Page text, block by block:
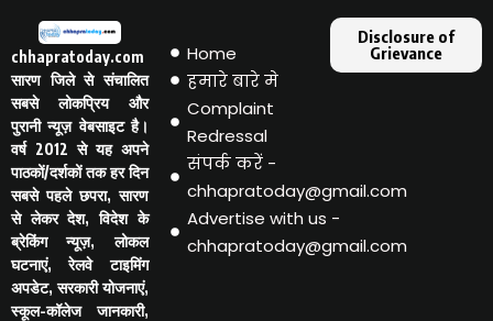
chhapratoday.com
सारण जिले से संचालित
सबसे लोकप्रिय और
पुरानी न्यूज़ वेबसाइट है।
वर्ष 2012 से यह अपने
पाठकों/दर्शकों तक हर दिन
सबसे पहले छपरा, सारण
से लेकर देश, विदेश के
ब्रेकिंग न्यूज़, लोकल
घटनाएं, रेलवे टाइमिंग
अपडेट, सरकारी योजनाएं,
स्कूल-कॉलेज जानकारी,
Home
हमारे बारे मे
Complaint
Redressal
संपर्क करें -
chhapratoday@gmail.com
Advertise with us -
chhapratoday@gmail.com
Disclosure of
Grievance